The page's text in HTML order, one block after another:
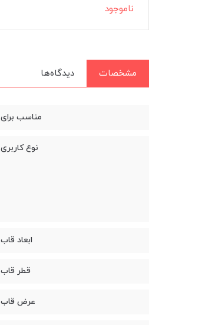
8,265,000
مشخصات دیدگاه‌ها
مناسب برای
نوع کاربری
ابعاد قاب
قطر قاب
عرض قاب